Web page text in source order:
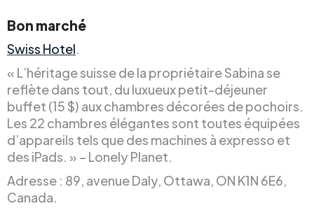
Bon marché
Swiss Hotel.
« L’héritage suisse de la propriétaire Sabina se
reflète dans tout, du luxueux petit-déjeuner
buffet (15 $) aux chambres décorées de pochoirs.
Les 22 chambres élégantes sont toutes équipées
d’appareils tels que des machines à expresso et
des iPads. » – Lonely Planet.
Adresse : 89, avenue Daly, Ottawa, ON K1N 6E6,
Canada.